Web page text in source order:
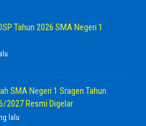
Tahun 2026 SMA Negeri 1
SMA Negeri 1 Sragen Tahun
2027 Resmi Digelar
lalu